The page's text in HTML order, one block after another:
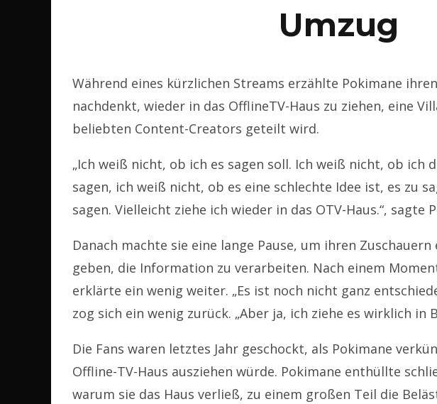
Umzug
Während eines kürzlichen Streams erzählte Pokimane
nachdenkt, wieder in das OfflineTV-Haus zu ziehen, eine
beliebten Content-Creators geteilt wird.
„Ich weiß nicht, ob ich es sagen soll. Ich weiß nicht, ob ich
sagen, ich weiß nicht, ob es eine schlechte Idee ist, es zu
sagen. Vielleicht ziehe ich wieder in das OTV-Haus.“, sagte
Danach machte sie eine lange Pause, um ihren
geben, die Information zu verarbeiten. Nach einem
erklärte ein wenig weiter. „Es ist noch nicht ganz
zog sich ein wenig zurück. „Aber ja, ich ziehe es wirklich in
Die Fans waren letztes Jahr geschockt, als Pokimane
Offline-TV-Haus ausziehen würde. Pokimane enthüllte
warum sie das Haus verließ, zu einem großen Teil die